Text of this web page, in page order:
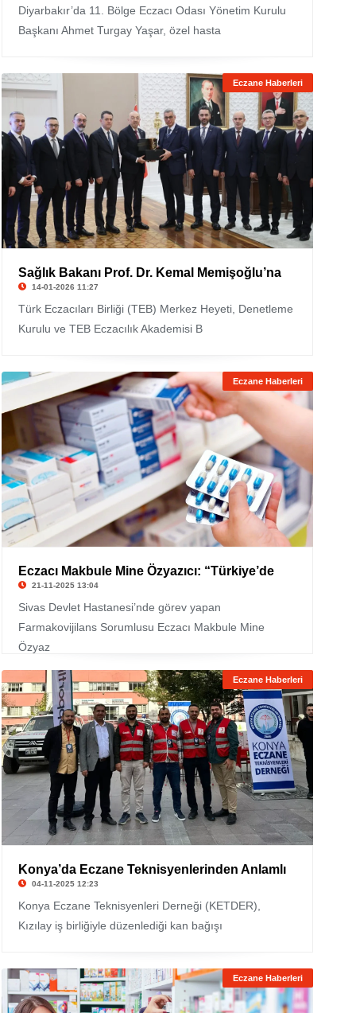
Diyarbakır’da 11. Bölge Eczacı Odası Yönetim Kurulu
Başkanı Ahmet Turgay Yaşar, özel hasta
Eczane Haberleri
Sağlık Bakanı Prof. Dr. Kemal Memişoğlu’na
14-01-2026 11:27
Türk Eczacıları Birliği (TEB) Merkez Heyeti, Denetleme
Kurulu ve TEB Eczacılık Akademisi B
Eczane Haberleri
Eczacı Makbule Mine Özyazıcı: “Türkiye’de
21-11-2025 13:04
Sivas Devlet Hastanesi’nde görev yapan
Farmakovijilans Sorumlusu Eczacı Makbule Mine
Özyaz
Eczane Haberleri
Konya’da Eczane Teknisyenlerinden Anlamlı
04-11-2025 12:23
Konya Eczane Teknisyenleri Derneği (KETDER),
Kızılay iş birliğiyle düzenlediği kan bağışı
Eczane Haberleri